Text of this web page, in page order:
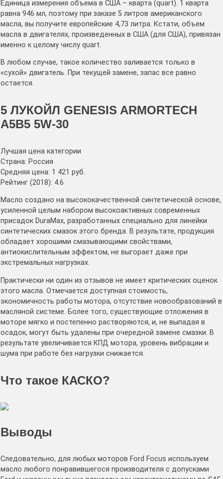
Единица измерения объема в США – кварта (quart). 1 кварта
равна 946 мл, поэтому при заказе 5 литров американского
масла, вы получите европейские 4,73 литра. Кстати, объем
масла в двигателях, произведенных в США (для США), привязан
именно к целому числу quart.
В любом случае, такое количество заливается только в
«сухой» двигатель. При текущей замене, запас все равно
остается.
5 ЛУКОЙЛ GENESIS ARMORTECH
A5B5 5W-30
Лучшая цена категории
Страна: Россия
Средняя цена: 1 421 руб.
Рейтинг (2018): 4.6
Масло создано на высококачественной синтетической основе,
усиленной целым набором высокоактивных современных
присадок DuraMax, разработанных специально для линейки
синтетических смазок этого бренда. В результате, продукция
обладает хорошими смазывающими свойствами,
антиокислительным эффектом, не выгорает даже при
экстремальных нагрузках.
Практически ни один из отзывов не имеет критических оценок
этого масла. Отмечается доступная стоимость,
экономичность работы мотора, отсутствие новообразований в
масляной системе. Более того, существующие отложения в
моторе мягко и постепенно растворяются, и, не выпадая в
осадок, могут быть удалены при очередной замене смазки. В
результате увеличивается КПД мотора, уровень вибрации и
шума при работе без нагрузки снижается.
Что такое КАСКО?
Выводы
Следовательно, для любых моторов Ford Focus используем
масло любого понравившегося производителя с допусками